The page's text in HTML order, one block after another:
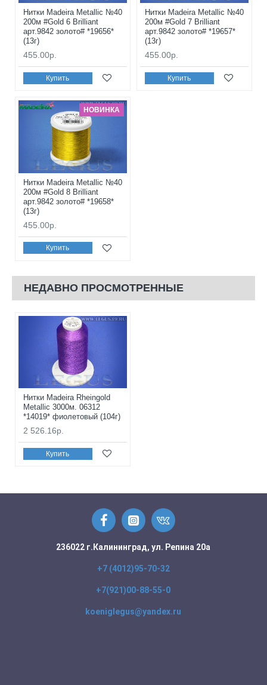
Нитки Madeira Metallic №40
200м #Gold 6 Brilliant
арт.9842 золото# *19656*
(13г)
455.00р.
Купить
Нитки Madeira Metallic №40
200м #Gold 7 Brilliant
арт.9842 золото# *19657*
(13г)
455.00р.
Купить
НОВИНКА
Нитки Madeira Metallic №40
200м #Gold 8 Brilliant
арт.9842 золото# *19658*
(13г)
455.00р.
Купить
НЕДАВНО ПРОСМОТРЕННЫЕ
Нитки Madeira Rheingold
Metallic 3000м. 06312
*14019* фиолетовый (104г)
2 526.16р.
Купить
236022 г.Калининград, ул. Репина 20а
+7 (4012)95-70-32
+7(921)00-88-55-0
koeniglegus@yandex.ru